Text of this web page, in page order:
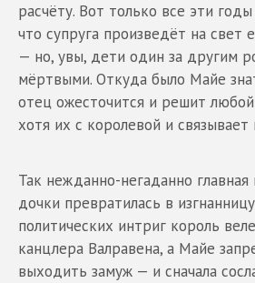
расчёту. Вот только все эти
что супруга произведёт на свет
— но, увы, дети один за другим
мёртвыми. Откуда было Майе
отец ожесточится и решит
хотя их с королевой и
Так нежданно-негаданно главная
дочки превратилась в
политических интриг король
канцлера Валравена, а Майе
выходить замуж — и сначала